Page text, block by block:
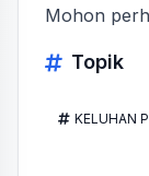
Mohon
Topik
KELUHAN